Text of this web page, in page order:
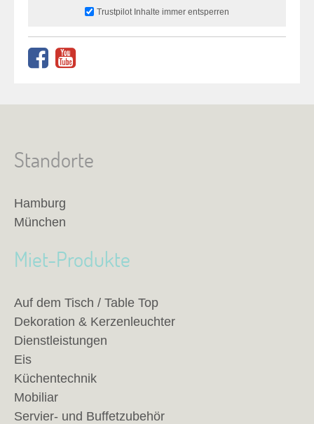
Trustpilot Inhalte immer entsperren
Standorte
Hamburg
München
Miet-Produkte
Auf dem Tisch / Table Top
Dekoration & Kerzenleuchter
Dienstleistungen
Eis
Küchentechnik
Mobiliar
Servier- und Buffetzubehör